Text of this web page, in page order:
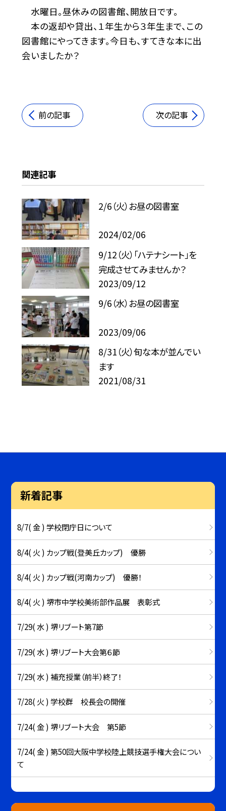
水曜日。昼休みの図書館、開放日です。
本の返却や貸出、１年生から３年生まで、この
図書館にやってきます。今日も、すてきな本に出
会いましたか？
前の記事 次の記事
関連記事
2/6（火）お昼の図書室
2024/02/06
9/12（火）「ハテナシート」を
完成させてみませんか？
2023/09/12
9/6（水）お昼の図書室
2023/09/06
8/31（火）旬な本が並んでい
ます
2021/08/31
新着記事
8/7( 金 ) 学校閉庁日について
8/4( 火 ) カップ戦(登美丘カップ) 優勝
8/4( 火 ) カップ戦(河南カップ) 優勝！
8/4( 火 ) 堺市中学校美術部作品展 表彰式
7/29( 水 ) 堺リブート第7節
7/29( 水 ) 堺リブート大会第６節
7/29( 水 ) 補充授業（前半）終了！
7/28( 火 ) 学校群 校長会の開催
7/24( 金 ) 堺リブート大会 第5節
7/24( 金 ) 第50回大阪中学校陸上競技選手権大会につい
て